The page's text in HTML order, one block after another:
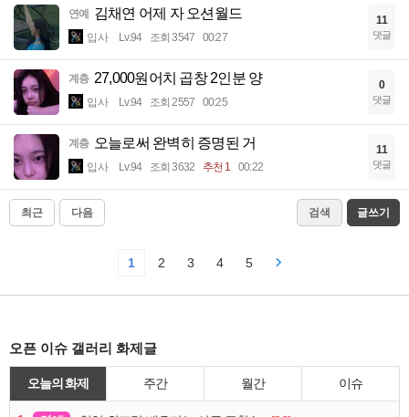
연예 김채연 어제 자 오션월드
입사 Lv.94 조회 3547 00:27
11
댓글
계층 27,000원어치 곱창 2인분 양
입사 Lv.94 조회 2557 00:25
0
댓글
계층 오늘로써 완벽히 증명된 거
입사 Lv.94 조회 3632 추천 1 00:22
11
댓글
최근 다음 검색 글쓰기
1 2 3 4 5
오픈 이슈 갤러리 화제글
오늘의 화제 주간 월간 이슈